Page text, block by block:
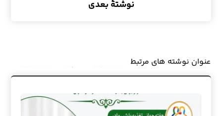
نوشتهٔ بعدی
عنوان ‫نوشته های مرتبط